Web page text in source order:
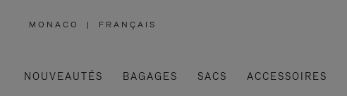
MONACO
,
| FRANÇAIS
NOUVEAUTÉS BAGAGES SACS ACCESSOIRES